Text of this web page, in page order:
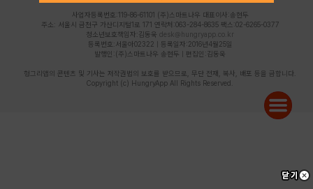
사업자등록번호:119-86-61101 (주)스마트나우 대표이사:송현두
주소: 서울시 금천구 가산디지털1로 171 연락처:063-284-8635 팩스:02-6265-0377
청소년보호책임자:김동욱 desk@hungryapp.co.kr
등록번호:서울아02322 | 등록일자:2016년4월25일
발행인:(주)스마트나우 송현두 | 편집인:김동욱
헝그리앱의 콘텐츠 및 기사는 저작권법의 보호를 받으므로, 무단 전재, 복사, 배포 등을 금합니다.
Copyright (c) HungryApp All Rights Reserved.